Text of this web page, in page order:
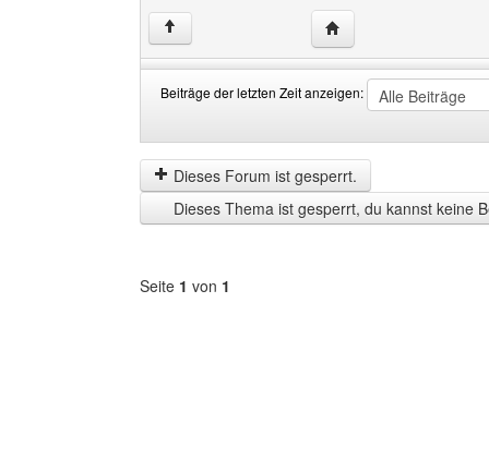
↑ Website dieses
Beiträge der letzten Zeit anzeigen:
der
letzten
Zeit
anzeigen
by
Dieses Forum ist gesperrt.
Dieses Thema ist gesperrt, du kannst keine
Seite 1 von 1